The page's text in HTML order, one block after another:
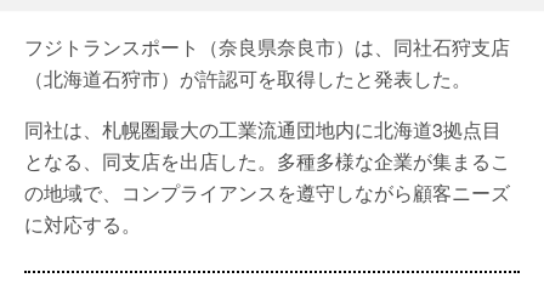
フジトランスポート（奈良県奈良市）は、同社石狩支店
（北海道石狩市）が許認可を取得したと発表した。
同社は、札幌圏最大の工業流通団地内に北海道3拠点目
となる、同支店を出店した。多種多様な企業が集まるこ
の地域で、コンプライアンスを遵守しながら顧客ニーズ
に対応する。